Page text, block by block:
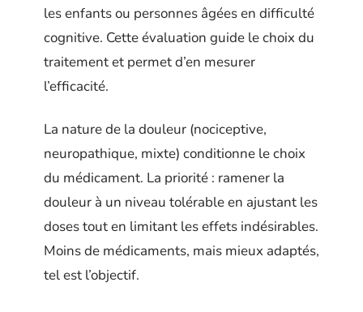
les enfants ou personnes âgées en difficulté
cognitive. Cette évaluation guide le choix du
traitement et permet d’en mesurer
l’efficacité.
La nature de la douleur (nociceptive,
neuropathique, mixte) conditionne le choix
du médicament. La priorité : ramener la
douleur à un niveau tolérable en ajustant les
doses tout en limitant les effets indésirables.
Moins de médicaments, mais mieux adaptés,
tel est l’objectif.